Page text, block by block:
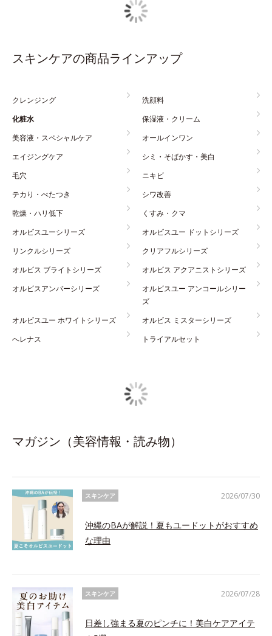
スキンケアの商品ラインアップ
クレンジング
洗顔料
化粧水
保湿液・クリーム
美容液・スペシャルケア
オールインワン
エイジングケア
シミ・そばかす・美白
毛穴
ニキビ
テカり・べたつき
シワ改善
乾燥・ハリ低下
くすみ・クマ
オルビスユーシリーズ
オルビスユー ドットシリーズ
リンクルシリーズ
クリアフルシリーズ
オルビス ブライトシリーズ
オルビス アクアニストシリーズ
オルビスアンバーシリーズ
オルビスユー アンコールシリー
ズ
オルビスユー ホワイトシリーズ
オルビス ミスターシリーズ
へレナス
トライアルセット
マガジン（美容情報・読み物）
スキンケア
沖縄のBAが解説！夏もユードットがおすすめ
な理由
2026/07/30
スキンケア
日差し強まる夏のピンチに！美白ケアアイテ
2026/07/28